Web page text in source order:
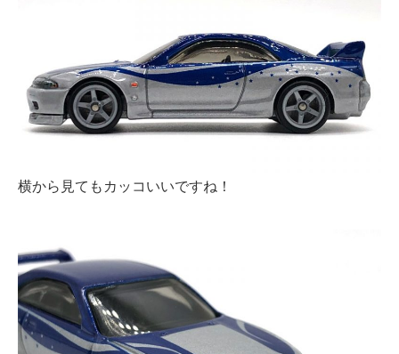
横から見てもカッコいいですね！